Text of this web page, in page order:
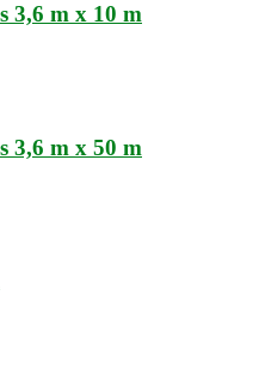
3,6 m x 10 m
3,6 m x 50 m